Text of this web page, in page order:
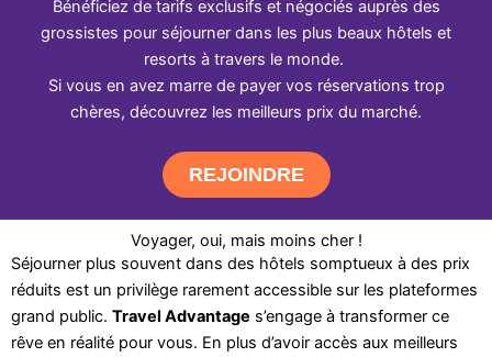
Bénéficiez de tarifs exclusifs et négociés auprès des
grossistes pour séjourner dans les plus beaux hôtels et
resorts à travers le monde.
Si vous en avez marre de payer vos réservations trop
chères, découvrez les meilleurs prix du marché.
REJOINDRE
Voyager, oui, mais moins cher !
Séjourner plus souvent dans des hôtels somptueux à des prix
réduits est un privilège rarement accessible sur les plateformes
grand public. Travel Advantage s’engage à transformer ce
rêve en réalité pour vous. En plus d’avoir accès aux meilleurs